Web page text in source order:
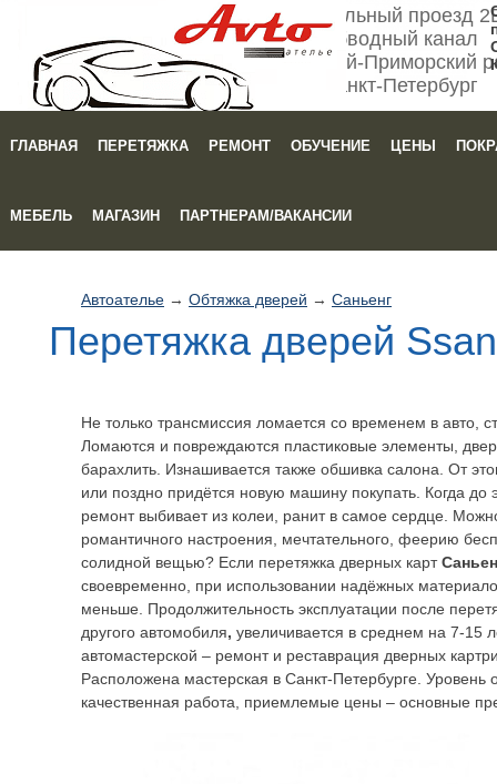
Мебельный проезд
Обводный канал
Кировский-Приморский
Санкт-Петербург
ГЛАВНАЯ ПЕРЕТЯЖКА РЕМОНТ ОБУЧЕНИЕ ЦЕНЫ
МЕБЕЛЬ МАГАЗИН ПАРТНЕРАМ/ВАКАНСИИ
Автоателье → Обтяжка дверей → Саньенг
Перетяжка дверей
Не только трансмиссия ломается со временем в авто,
Ломаются и повреждаются пластиковые элементы,
барахлить. Изнашивается также обшивка салона. От
или поздно придётся новую машину покупать. Когда до
ремонт выбивает из колеи, ранит в самое сердце.
романтичного настроения, мечтательного, феерию
солидной вещью? Если перетяжка дверных карт
своевременно, при использовании надёжных
меньше. Продолжительность эксплуатации после
другого автомобиля, увеличивается в среднем на 7-15
автомастерской – ремонт и реставрация дверных
Расположена мастерская в Санкт-Петербурге. Уровень
качественная работа, приемлемые цены – основные